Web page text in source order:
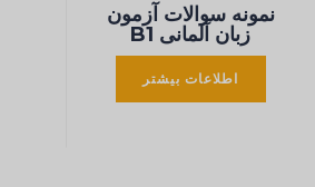
نمونه سوالات آزمون
زبان آلمانی B1
اطلاعات بیشتر